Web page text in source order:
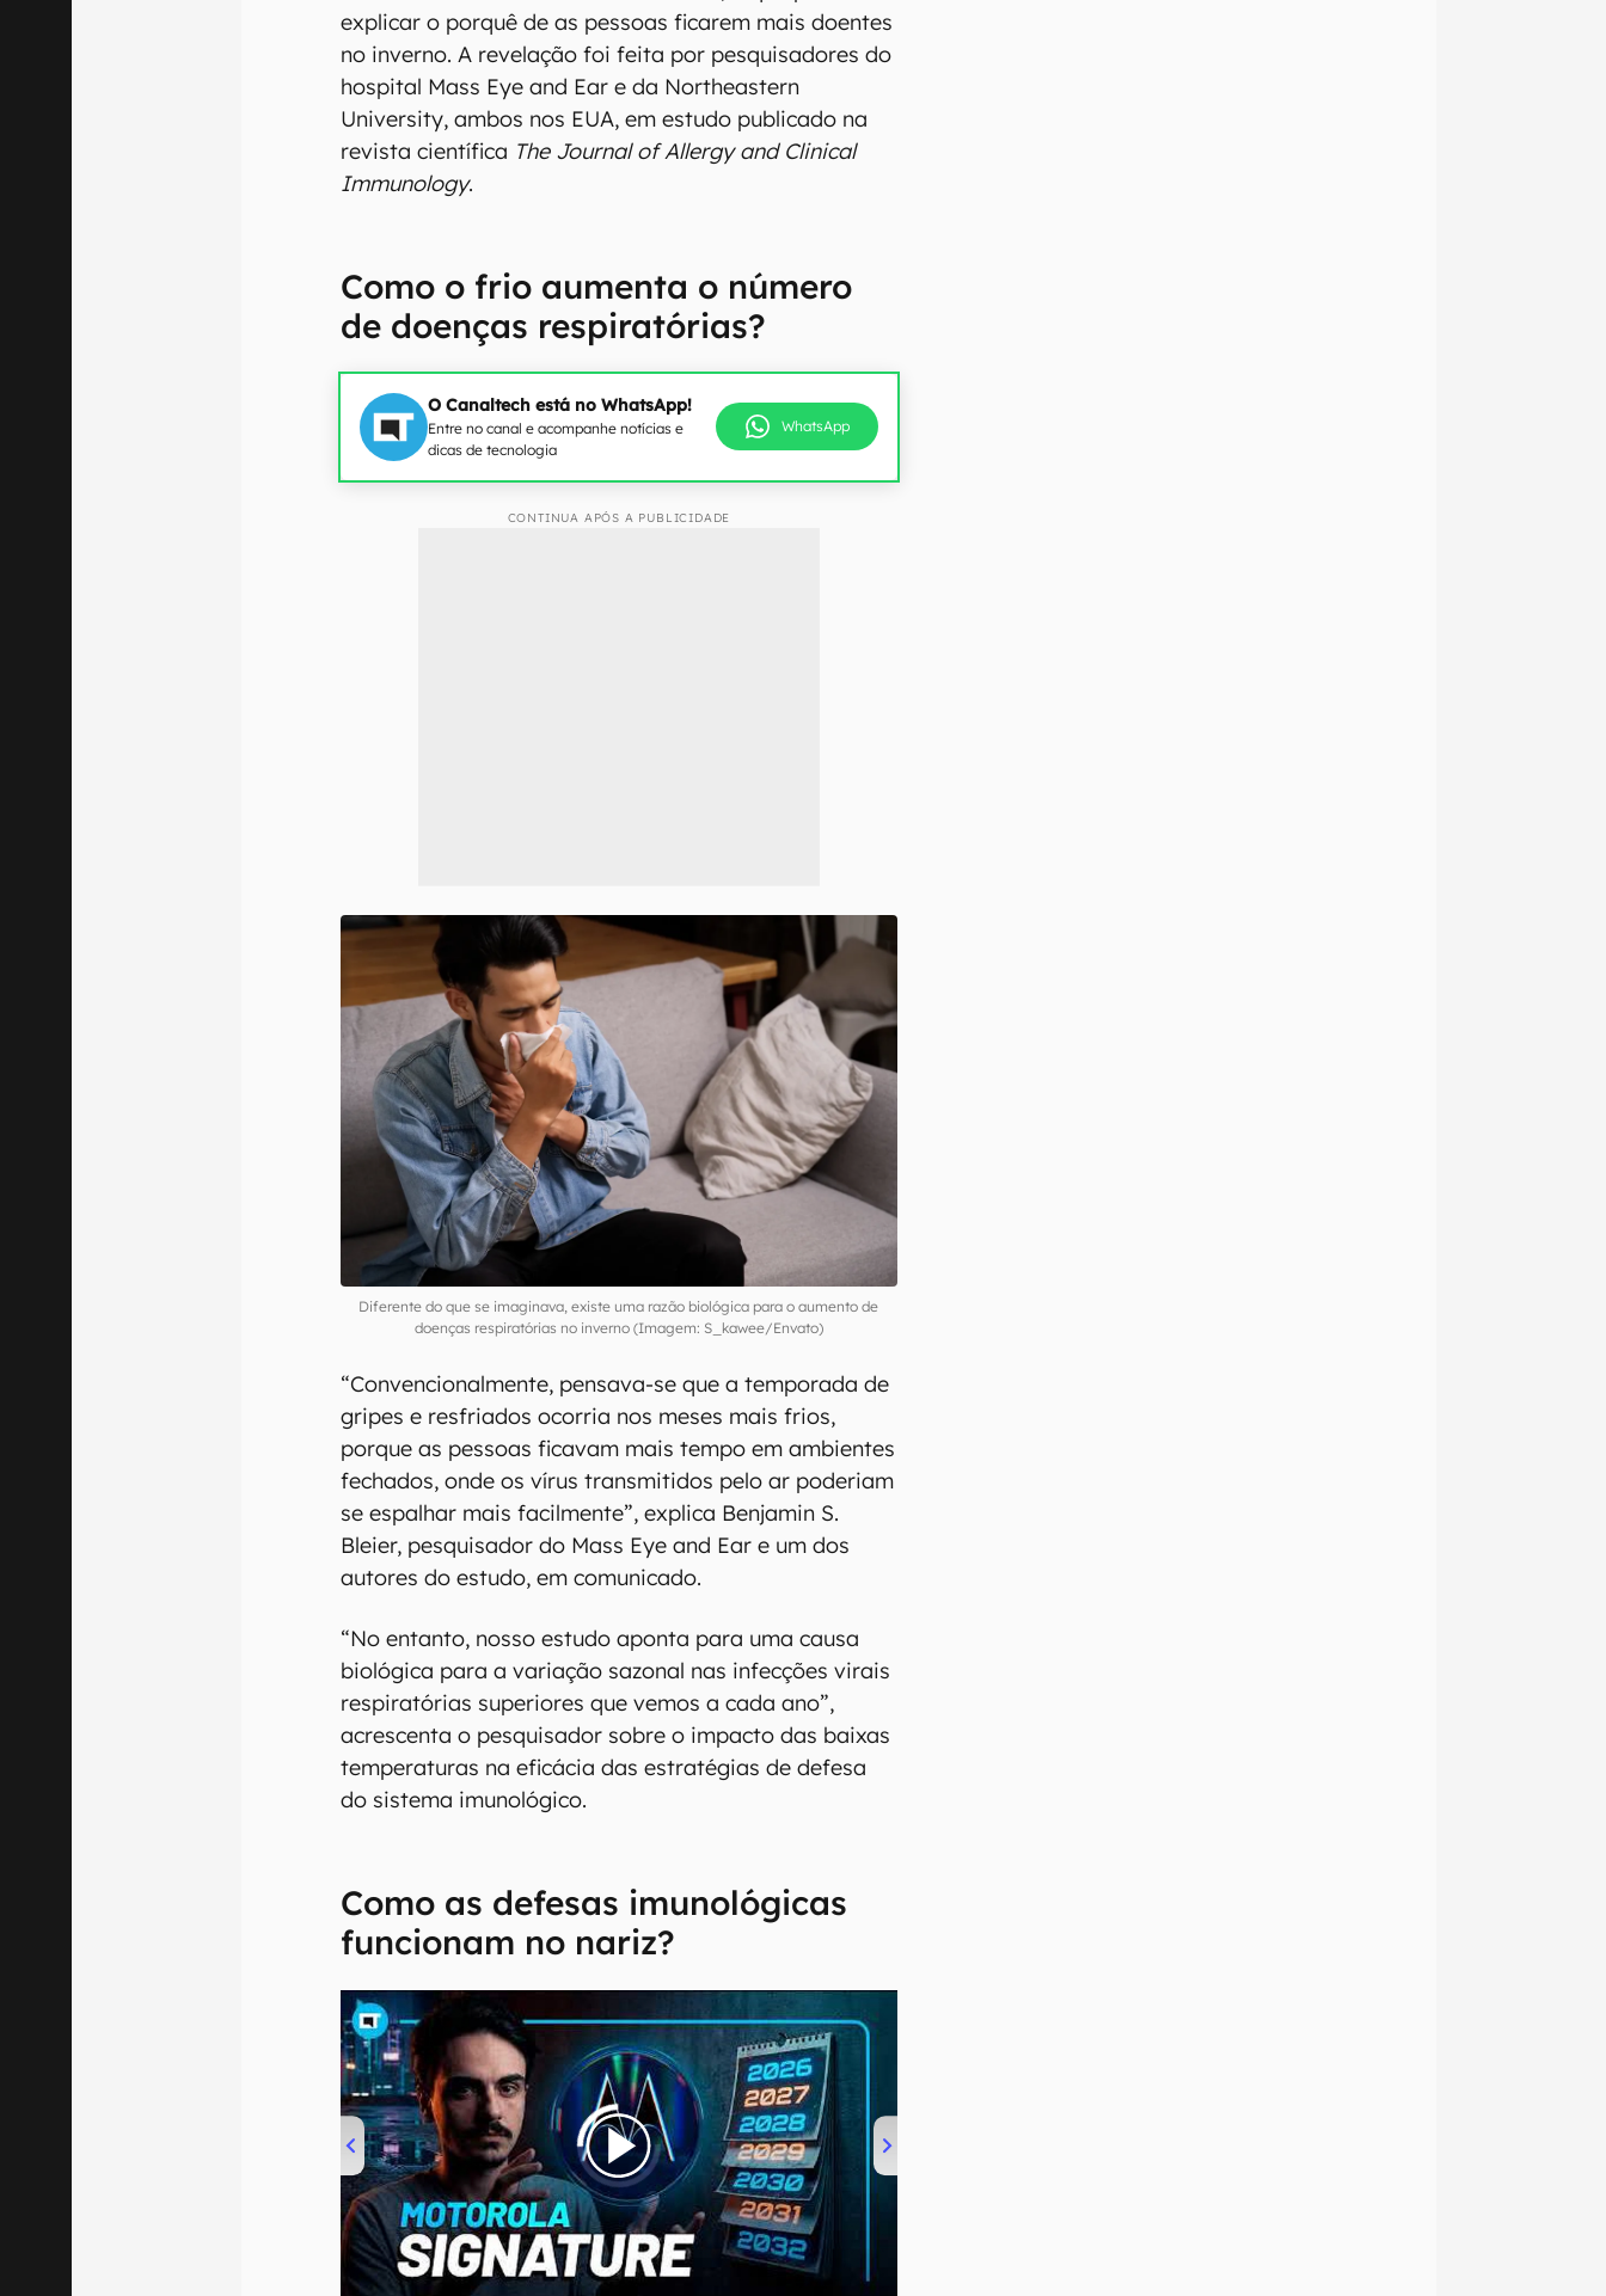
explicar o porquê de as pessoas ficarem mais doentes
no inverno. A revelação foi feita por pesquisadores do
hospital Mass Eye and Ear e da Northeastern
University, ambos nos EUA, em estudo publicado na
revista científica The Journal of Allergy and Clinical
Immunology.
Como o frio aumenta o número
de doenças respiratórias?
O Canaltech está no WhatsApp!
Entre no canal e acompanhe notícias e
dicas de tecnologia
WhatsApp
CONTINUA APÓS A PUBLICIDADE
Diferente do que se imaginava, existe uma razão biológica para o aumento de
doenças respiratórias no inverno (Imagem: S_kawee/Envato)
“Convencionalmente, pensava-se que a temporada de
gripes e resfriados ocorria nos meses mais frios,
porque as pessoas ficavam mais tempo em ambientes
fechados, onde os vírus transmitidos pelo ar poderiam
se espalhar mais facilmente”, explica Benjamin S.
Bleier, pesquisador do Mass Eye and Ear e um dos
autores do estudo, em comunicado.
“No entanto, nosso estudo aponta para uma causa
biológica para a variação sazonal nas infecções virais
respiratórias superiores que vemos a cada ano”,
acrescenta o pesquisador sobre o impacto das baixas
temperaturas na eficácia das estratégias de defesa
do sistema imunológico.
Como as defesas imunológicas
funcionam no nariz?
00:00 20:46